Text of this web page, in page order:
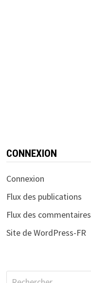
CONNEXION
Connexion
Flux des publications
Flux des commentaires
Site de WordPress-FR
Rechercher :